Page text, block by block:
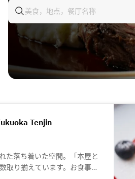
Tenjin
た落ち着いた空間。「本屋と
取り揃えています。お食事や